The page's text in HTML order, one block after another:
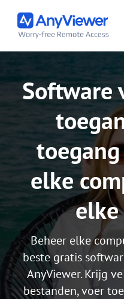
Software
elke
Beheer elke
beste gratis
AnyViewer. Krijg
bestanden, voer